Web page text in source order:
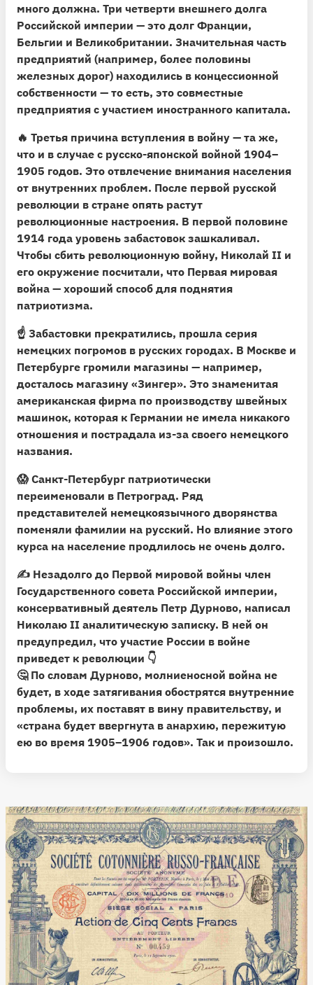
много должна. Три четверти внешнего долга
Российской империи — это долг Франции,
Бельгии и Великобритании. Значительная часть
предприятий (например, более половины
железных дорог) находились в концессионной
собственности — то есть, это совместные
предприятия с участием иностранного капитала.
🔥 Третья причина вступления в войну — та же,
что и в случае с русско-японской войной 1904–
1905 годов. Это отвлечение внимания населения
от внутренних проблем. После первой русской
революции в стране опять растут
революционные настроения. В первой половине
1914 года уровень забастовок зашкаливал.
Чтобы сбить революционную войну, Николай II и
его окружение посчитали, что Первая мировая
война — хороший способ для поднятия
патриотизма.
☝️ Забастовки прекратились, прошла серия
немецких погромов в русских городах. В Москве и
Петербурге громили магазины — например,
досталось магазину «Зингер». Это знаменитая
американская фирма по производству швейных
машинок, которая к Германии не имела никакого
отношения и пострадала из-за своего немецкого
названия.
😱 Санкт-Петербург патриотически
переименовали в Петроград. Ряд
представителей немецкоязычного дворянства
поменяли фамилии на русский. Но влияние этого
курса на население продлилось не очень долго.
✍️ Незадолго до Первой мировой войны член
Государственного совета Российской империи,
консервативный деятель Петр Дурново, написал
Николаю II аналитическую записку. В ней он
предупредил, что участие России в войне
приведет к революции 👇
🤔 По словам Дурново, молниеносной война не
будет, в ходе затягивания обострятся внутренние
проблемы, их поставят в вину правительству, и
«страна будет ввергнута в анархию, пережитую
ею во время 1905–1906 годов». Так и произошло.